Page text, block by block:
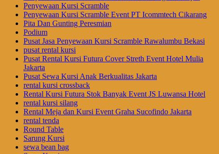
Penyewaan Kursi Scramble
Penyewaan Kursi Scramble Event PT Icommtech Cikarang
Pita Dan Gunting Peresmian
Podium
Pusat Jasa Penyewaan Kursi Scramble Rawalumbu Bekasi
pusat rental kursi
Pusat Rental Kursi Futura Cover Streth Event Hotel Mulia
Jakarta
Pusat Sewa Kursi Anak Berkualitas Jakarta
rental kursi crossback
Rental Kursi Futura Stok Banyak Event JS Luwansa Hotel
rental kursi silang
Rental Meja dan Kursi Event Graha Sucofindo Jakarta
rental tenda
Round Table
Sarung Kursi
sewa bean bag